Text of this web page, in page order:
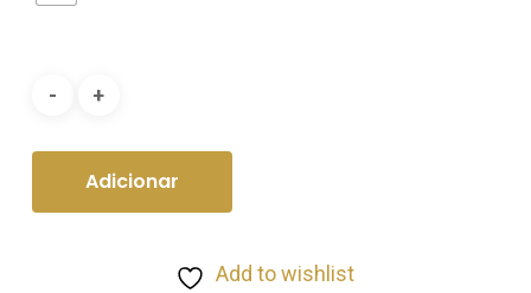
Adicionar
Add to wishlist